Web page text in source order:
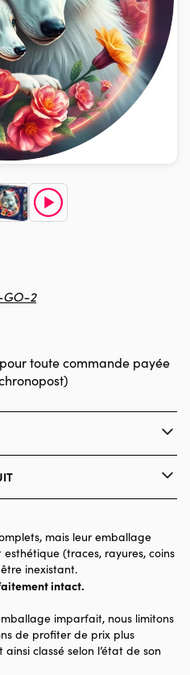
GO-2
pour toute commande payée
Puzzles - Loups
Puzzle pour Adultes (500 à
mais leur emballage
(traces, rayures, coins
inexistant.
intact.
imparfait, nous limitons
de profiter de prix plus
classé selon l’état de son